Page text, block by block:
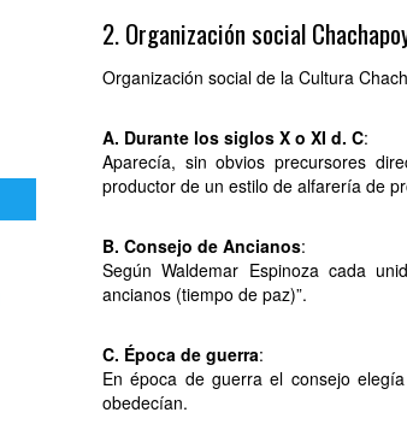
2. Organización social
Organización social de la Cultura
A. Durante los siglos X o XI d. C:
Aparecía, sin obvios precursores
productor de un estilo de alfarería de
B. Consejo de Ancianos:
Según Waldemar Espinoza cada
ancianos (tiempo de paz)”.
C. Época de guerra:
En época de guerra el consejo
obedecían.